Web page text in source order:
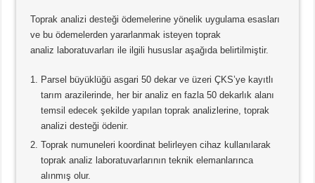
Toprak analizi desteği ödemelerine yönelik uygulama esasları
ve bu ödemelerden yararlanmak isteyen toprak
analiz laboratuvarları ile ilgili hususlar aşağıda belirtilmiştir.
Parsel büyüklüğü asgari 50 dekar ve üzeri ÇKS’ye kayıtlı
tarım arazilerinde, her bir analiz en fazla 50 dekarlık alanı
temsil edecek şekilde yapılan toprak analizlerine, toprak
analizi desteği ödenir.
Toprak numuneleri koordinat belirleyen cihaz kullanılarak
toprak analiz laboratuvarlarının teknik elemanlarınca
alınmış olur.